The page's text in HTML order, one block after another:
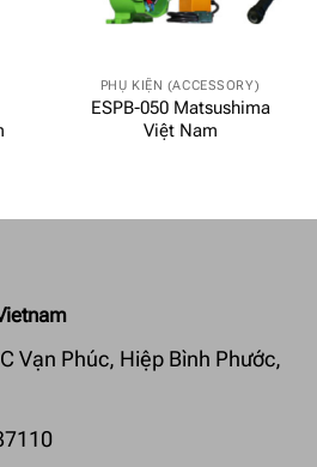
PHỤ KIỆN (ACCESSORY)
ESPB-050 Matsushima
Việt Nam
Vạn Phúc, Hiệp Bình Phước,